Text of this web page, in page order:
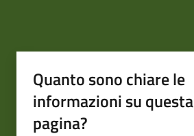
Quanto sono chiare le
informazioni su questa
pagina?